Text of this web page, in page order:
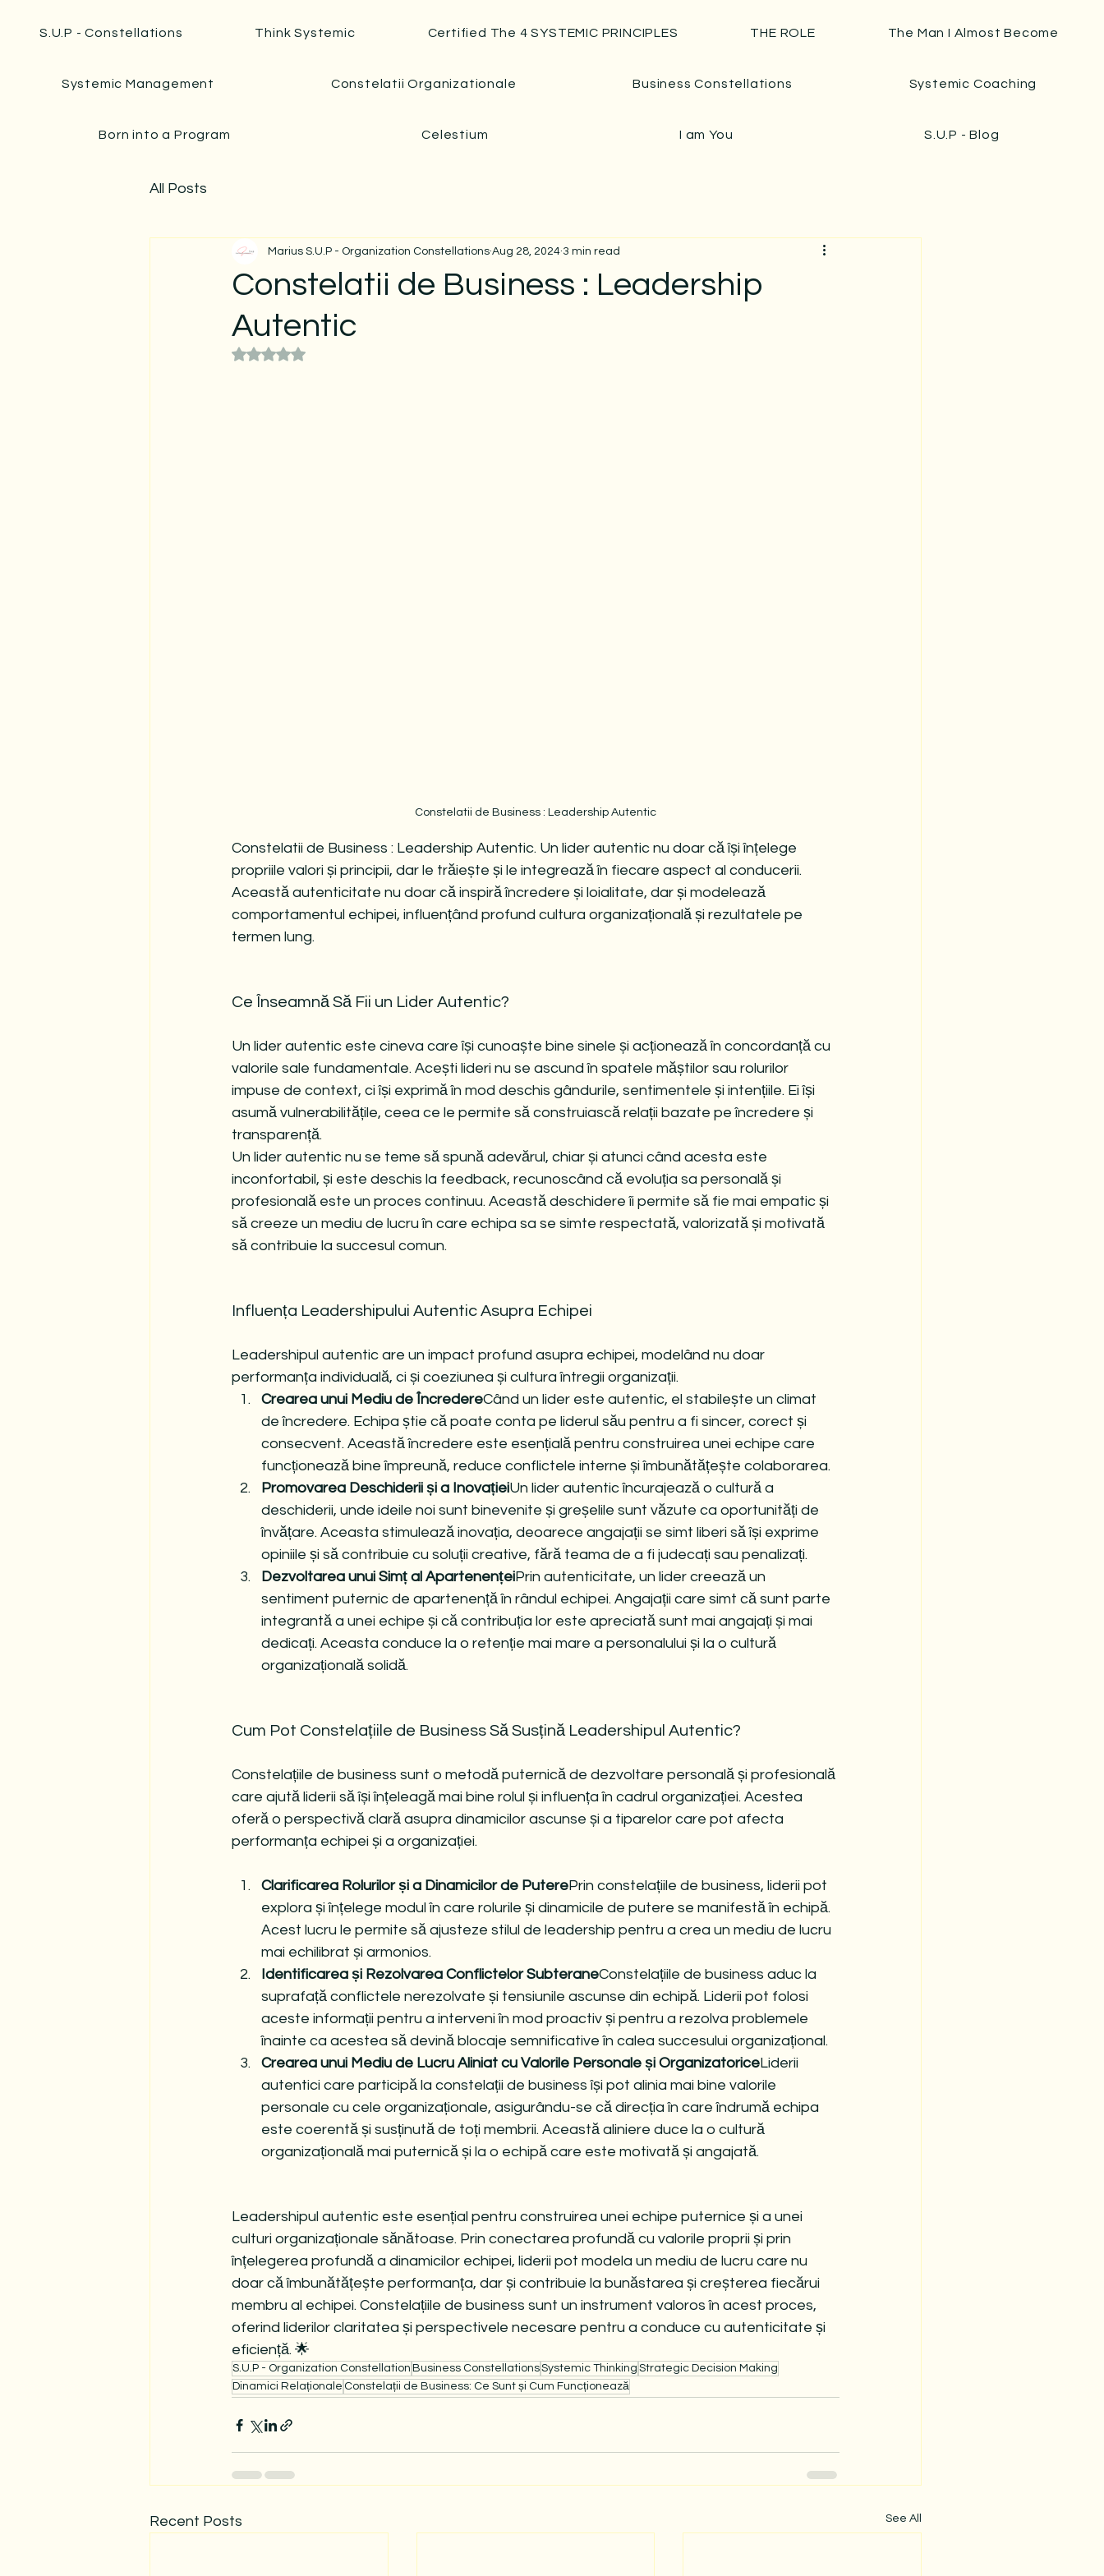
S.U.P - Constellations Think Systemic Certified The 4 SYSTEMIC PRINCIPLES THE ROLE The Man I Almost Become
Systemic Management Constelatii Organizationale Business Constellations Systemic Coaching
Born into a Program Celestium I am You S.U.P - Blog
All Posts
Constelatii de Business : Leadership
Autentic
Marius S.U.P - Organization Constellations Aug 28, 2024 3 min read
Rated NaN out of 5 stars.
Constelatii de Business : Leadership Autentic
Constelatii de Business : Leadership Autentic. Un lider autentic nu doar că își înțelege
propriile valori și principii, dar le trăiește și le integrează în fiecare aspect al conducerii.
Această autenticitate nu doar că inspiră încredere și loialitate, dar și modelează
comportamentul echipei, influențând profund cultura organizațională și rezultatele pe
termen lung.
Ce Înseamnă Să Fii un Lider Autentic?
Un lider autentic este cineva care își cunoaște bine sinele și acționează în concordanță cu
valorile sale fundamentale. Acești lideri nu se ascund în spatele măștilor sau rolurilor
impuse de context, ci își exprimă în mod deschis gândurile, sentimentele și intențiile. Ei își
asumă vulnerabilitățile, ceea ce le permite să construiască relații bazate pe încredere și
transparență.
Un lider autentic nu se teme să spună adevărul, chiar și atunci când acesta este
inconfortabil, și este deschis la feedback, recunoscând că evoluția sa personală și
profesională este un proces continuu. Această deschidere îi permite să fie mai empatic și
să creeze un mediu de lucru în care echipa sa se simte respectată, valorizată și motivată
să contribuie la succesul comun.
Influența Leadershipului Autentic Asupra Echipei
Leadershipul autentic are un impact profund asupra echipei, modelând nu doar
performanța individuală, ci și coeziunea și cultura întregii organizații.
Crearea unui Mediu de ÎncredereCând un lider este autentic, el stabilește un climat
de încredere. Echipa știe că poate conta pe liderul său pentru a fi sincer, corect și
consecvent. Această încredere este esențială pentru construirea unei echipe care
funcționează bine împreună, reduce conflictele interne și îmbunătățește colaborarea.
Promovarea Deschiderii și a InovațieiUn lider autentic încurajează o cultură a
deschiderii, unde ideile noi sunt binevenite și greșelile sunt văzute ca oportunități de
învățare. Aceasta stimulează inovația, deoarece angajații se simt liberi să își exprime
opiniile și să contribuie cu soluții creative, fără teama de a fi judecați sau penalizați.
Dezvoltarea unui Simț al ApartenențeiPrin autenticitate, un lider creează un
sentiment puternic de apartenență în rândul echipei. Angajații care simt că sunt parte
integrantă a unei echipe și că contribuția lor este apreciată sunt mai angajați și mai
dedicați. Aceasta conduce la o retenție mai mare a personalului și la o cultură
organizațională solidă.
Cum Pot Constelațiile de Business Să Susțină Leadershipul Autentic?
Constelațiile de business sunt o metodă puternică de dezvoltare personală și profesională
care ajută liderii să își înțeleagă mai bine rolul și influența în cadrul organizației. Acestea
oferă o perspectivă clară asupra dinamicilor ascunse și a tiparelor care pot afecta
performanța echipei și a organizației.
Clarificarea Rolurilor și a Dinamicilor de PuterePrin constelațiile de business, liderii pot
explora și înțelege modul în care rolurile și dinamicile de putere se manifestă în echipă.
Acest lucru le permite să ajusteze stilul de leadership pentru a crea un mediu de lucru
mai echilibrat și armonios.
Identificarea și Rezolvarea Conflictelor SubteraneConstelațiile de business aduc la
suprafață conflictele nerezolvate și tensiunile ascunse din echipă. Liderii pot folosi
aceste informații pentru a interveni în mod proactiv și pentru a rezolva problemele
înainte ca acestea să devină blocaje semnificative în calea succesului organizațional.
Crearea unui Mediu de Lucru Aliniat cu Valorile Personale și OrganizatoriceLiderii
autentici care participă la constelații de business își pot alinia mai bine valorile
personale cu cele organizaționale, asigurându-se că direcția în care îndrumă echipa
este coerentă și susținută de toți membrii. Această aliniere duce la o cultură
organizațională mai puternică și la o echipă care este motivată și angajată.
Leadershipul autentic este esențial pentru construirea unei echipe puternice și a unei
culturi organizaționale sănătoase. Prin conectarea profundă cu valorile proprii și prin
înțelegerea profundă a dinamicilor echipei, liderii pot modela un mediu de lucru care nu
doar că îmbunătățește performanța, dar și contribuie la bunăstarea și creșterea fiecărui
membru al echipei. Constelațiile de business sunt un instrument valoros în acest proces,
oferind liderilor claritatea și perspectivele necesare pentru a conduce cu autenticitate și
eficiență. 🌟
S.U.P - Organization Constellation Business ConstellationsSystemic Thinking Strategic Decision Making
Dinamici Relaționale Constelații de Business: Ce Sunt și Cum Funcționează
Recent Posts See All